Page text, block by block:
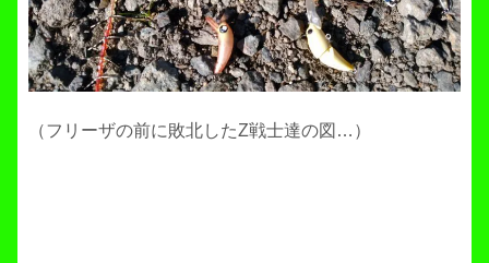
（フリーザの前に敗北したZ戦士達の図…）